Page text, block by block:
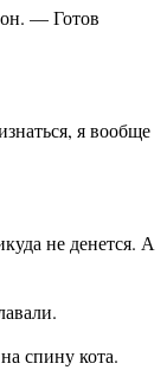
— Готов
я вообще
не денется. А
спину кота.